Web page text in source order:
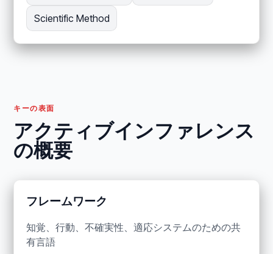
Scientific Method
キーの表面
アクティブインファレンス
の概要
フレームワーク
知覚、行動、不確実性、適応システムのための共
有言語